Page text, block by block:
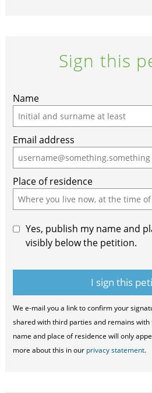
Sign this
If
you
are
a
human,
ignore
this
field
Name
Email address
Place of residence
Yes, publish my name and
visibly below the petition.
We e-mail you a link to confirm your
shared with third parties and remains with
name and place of residence will only
more about this in our privacy statement.